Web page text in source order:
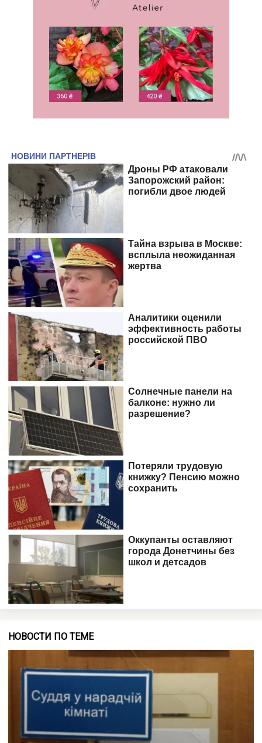
НОВОСТИ ПО ТЕМЕ